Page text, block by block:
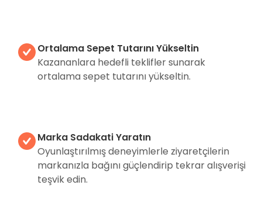
Ortalama Sepet Tutarını Yükseltin
Kazananlara hedefli teklifler sunarak
ortalama sepet tutarını yükseltin.
Marka Sadakati Yaratın
Oyunlaştırılmış deneyimlerle ziyaretçilerin
markanızla bağını güçlendirip tekrar alışverişi
teşvik edin.